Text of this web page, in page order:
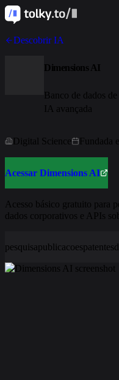
Descobrir IA
Dimensions AI
Banco de dados
IA avançada
Digital Science Fundada
Acessar Dimensions AI
Acesso básico gratuito para
dados corporativos e APIs
pesquisapublicacoespatentes